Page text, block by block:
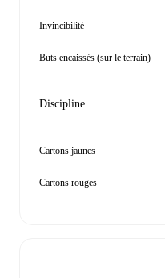
Invincibilité
Buts encaissés (sur le terrain)
Discipline
Cartons jaunes
Cartons rouges